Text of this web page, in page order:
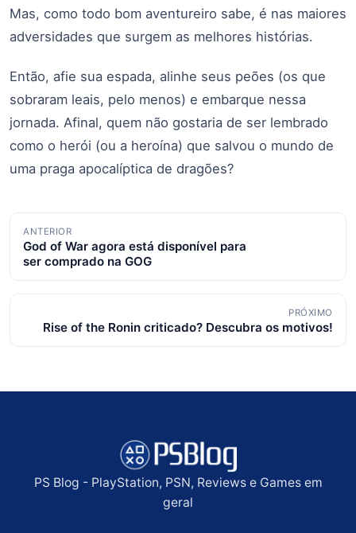
Mas, como todo bom aventureiro sabe, é nas maiores
adversidades que surgem as melhores histórias.
Então, afie sua espada, alinhe seus peões (os que
sobraram leais, pelo menos) e embarque nessa
jornada. Afinal, quem não gostaria de ser lembrado
como o herói (ou a heroína) que salvou o mundo de
uma praga apocalíptica de dragões?
Navegação
de
posts
ANTERIOR
God of War agora está disponível para
ser comprado na GOG
PRÓXIMO
Rise of the Ronin criticado? Descubra os motivos!
PS Blog - PlayStation, PSN, Reviews e Games em
geral